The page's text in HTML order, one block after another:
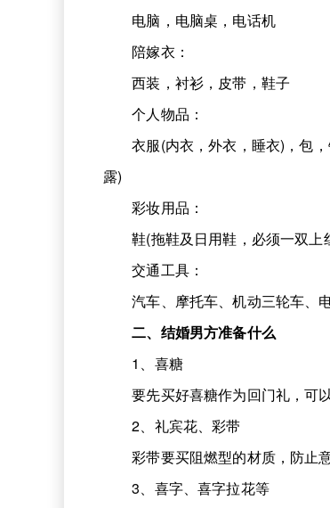
电脑，电脑桌，电话机
陪嫁衣：
西装，衬衫，皮带，鞋子
个人物品：
衣服(内衣，外衣，睡衣)，包，
露)
彩妆用品：
鞋(拖鞋及日用鞋，必须一双上
交通工具：
汽车、摩托车、机动三轮车、
二、结婚男方准备什么
1、喜糖
要先买好喜糖作为回门礼，可以
2、礼宾花、彩带
彩带要买阻燃型的材质，防止意
3、喜字、喜字拉花等